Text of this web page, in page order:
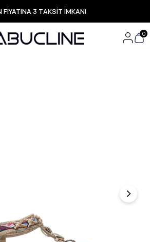
FİYATINA 3 TAKSİT İMKANI
ÜCRETSİZ KARGO
Ürünlerde Özel Fırsatlar
Ürünlerde Hızlı Teslimat
0